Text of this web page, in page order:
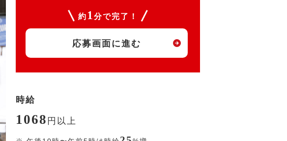
約 1 分で完了！
応募画面に進む
時給
1068 円 以上